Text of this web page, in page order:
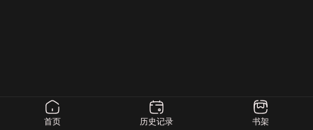
首页 历史记录 书架